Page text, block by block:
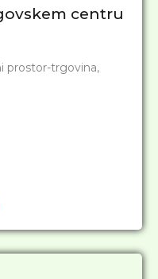
centru
prostor-trgovina,